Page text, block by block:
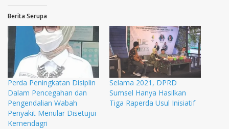
Berita Serupa
Perda Peningkatan Disiplin
Dalam Pencegahan dan
Pengendalian Wabah
Penyakit Menular Disetujui
Kemendagri
Selama 2021, DPRD
Sumsel Hanya Hasilkan
Tiga Raperda Usul Inisiatif